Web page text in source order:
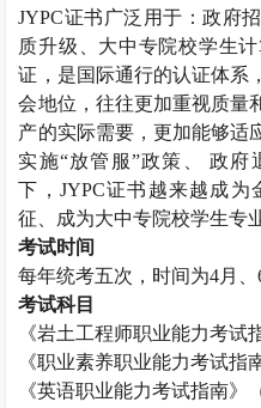
JYPC证书广泛用于：政府
质升级、大中专院校学生
证，是国际通行的认证体系
会地位，往往更加重视质量
产的实际需要，更加能够适
实施“放管服”政策、 政府
下，JYPC证书越来越成
征、成为大中专院校学生专
考试时间
每年统考五次，时间为4月、
考试科目
《岩土工程师职业能力考试
《职业素养职业能力考试指
《英语职业能力考试指南》